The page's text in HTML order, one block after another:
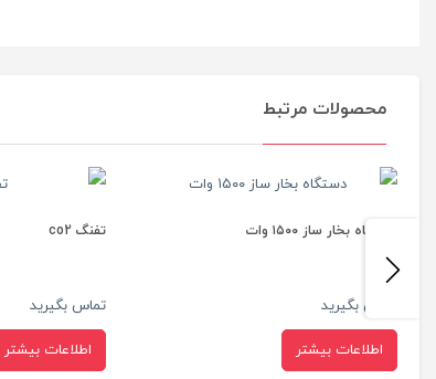
محصولات مرتبط
دستگاه بخار ساز ۱۵۰۰ وات
تماس بگیرید
اطلاعات بیشتر
تفنگ co2
تماس بگیرید
اطلاعات بیشتر